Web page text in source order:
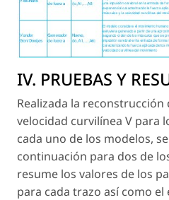
IV. PRUEBAS Y
Realizada la reconstrucción
velocidad curvilínea V para
cada uno de los modelos,
continuación para dos de
resume los valores de los
para cada trazo así como